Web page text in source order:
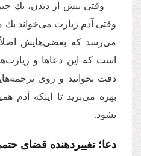
وقتى بیش از دیدن، یك
وقتى آدم زیارت مى‌‌خواند
مى‌‌رسد که بعضی‌هایش اصلاً
است كه این دعاها و
دقت بخوانید و روی
بهره مى‌‌برید تا اینکه آدم
بشود.
دعا؛ تغییردهنده قضای